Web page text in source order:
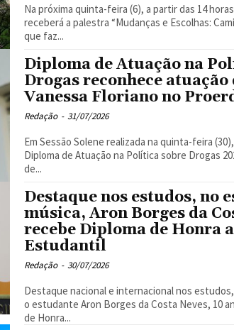
Na próxima quinta-feira (6), a partir das 14
receberá a palestra “Mudanças e Escolhas:
que faz...
Diploma de Atuação na
Drogas reconhece atuação
Vanessa Floriano no
Redação - 31/07/2026
Em Sessão Solene realizada na quinta-feira
Diploma de Atuação na Política sobre Drogas
de...
Destaque nos estudos, no
música, Aron Borges da
recebe Diploma de Honra
Estudantil
Redação - 30/07/2026
Destaque nacional e internacional nos
o estudante Aron Borges da Costa Neves, 10
de Honra...